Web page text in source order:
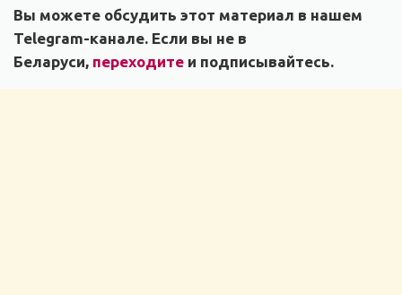
Вы можете обсудить этот материал в нашем
Telegram-канале. Если вы не в
Беларуси, переходите и подписывайтесь.